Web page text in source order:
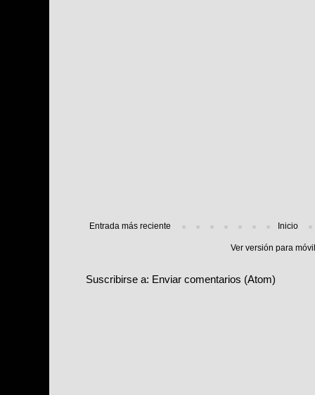
Entrada más reciente Inicio
Ver versión para
Suscribirse a: Enviar comentarios (Atom)